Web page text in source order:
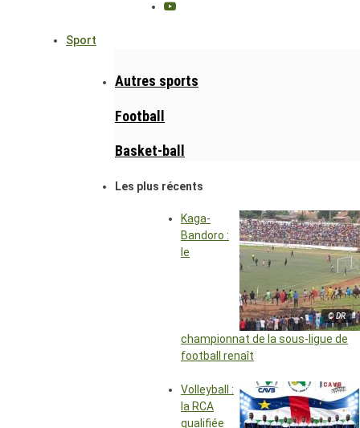
Sport
Autres sports
Football
Basket-ball
Les plus récents
© DR
Kaga-
Bandoro :
le
championnat de la sous-ligue de
football renaît
Volleyball :
la RCA
qualifiée